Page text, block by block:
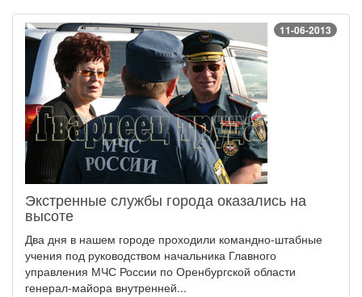
11-06-2013
Экстренные службы города оказались на
высоте
Два дня в нашем городе проходили командно-штабные
учения под руководством начальника Главного
управления МЧС России по Оренбургской области
генерал-майора внутренней...